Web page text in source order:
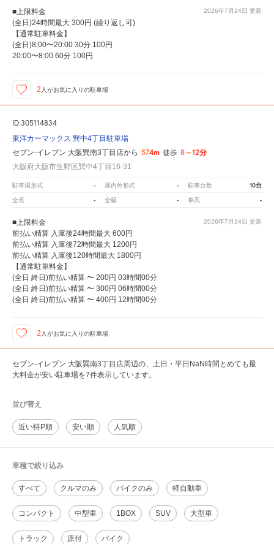
2026年7月24日 更新
■上限料金
(全日)24時間最大 300円 (繰り返し可)
【通常駐車料金】
(全日)8:00〜20:00 30分 100円
20:00〜8:00 60分 100円
2 人がお気に入りの駐車場
ID:305114834
東洋カーマックス 巽中4丁目駐車場
セブン-イレブン 大阪巽南3丁目店から 574m 徒歩 8～12分
大阪府大阪市生野区巽中4丁目16-31
駐車場形式 - 屋内外形式 - 駐車台数 10台
全長 - 全幅 - 車高 -
2026年7月24日 更新
■上限料金
前払い精算 入庫後24時間最大 600円
前払い精算 入庫後72時間最大 1200円
前払い精算 入庫後120時間最大 1800円
【通常駐車料金】
(全日 終日)前払い精算 〜 200円 03時間00分
(全日 終日)前払い精算 〜 300円 06時間00分
(全日 終日)前払い精算 〜 400円 12時間00分
2 人がお気に入りの駐車場
セブン-イレブン 大阪巽南3丁目店周辺の、土日・平日NaN時間とめても最
大料金が安い駐車場を7件表示しています。
並び替え
近い特P順 安い順 人気順
車種で絞り込み
すべて クルマのみ バイクのみ 軽自動車
コンパクト 中型車 1BOX SUV 大型車
トラック 原付 バイク